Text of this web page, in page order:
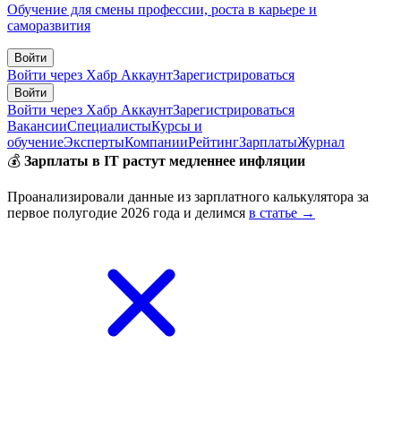
Обучение для смены профессии, роста в карьере и
саморазвития
Войти
Войти через Хабр АккаунтЗарегистрироваться
Войти
Войти через Хабр АккаунтЗарегистрироваться
ВакансииСпециалистыКурсы и
обучениеЭкспертыКомпанииРейтингЗарплатыЖурнал
💰 Зарплаты в IT растут медленнее инфляции
Проанализировали данные из зарплатного калькулятора за
первое полугодие 2026 года и делимся в статье →